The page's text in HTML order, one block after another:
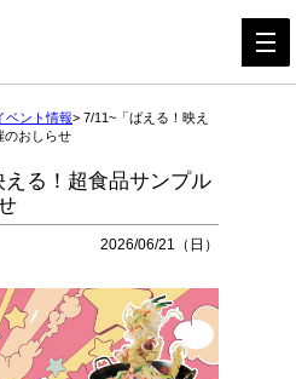
ベント情報> 7/11~「ばえる！映え
のおしらせ
る！超食品サンプル
2026/06/21（日）